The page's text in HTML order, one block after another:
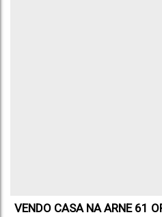
VENDO CASA NA ARNE 61